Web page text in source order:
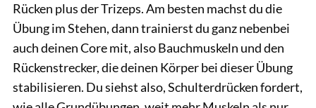
Rücken plus der Trizeps. Am besten machst du die
Übung im Stehen, dann trainierst du ganz nebenbei
auch deinen Core mit, also Bauchmuskeln und den
Rückenstrecker, die deinen Körper bei dieser Übung
stabilisieren. Du siehst also, Schulterdrücken fordert,